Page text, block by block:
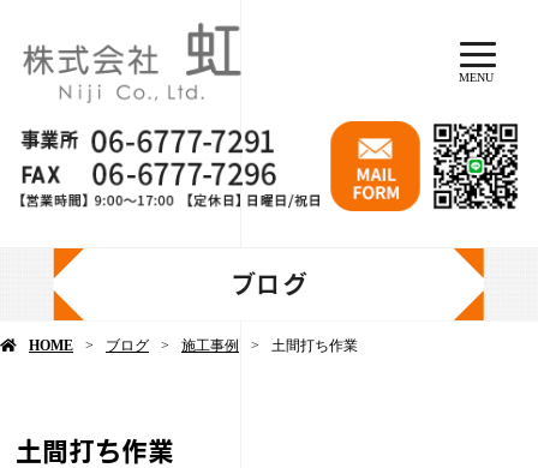
MENU
ブログ
HOME ブログ 施工事例 土間打ち作業
土間打ち作業